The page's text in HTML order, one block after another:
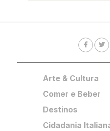
Arte & Cultura
Comer e Beber
Destinos
Cidadania